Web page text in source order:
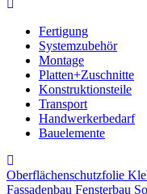
Fertigung
Systemzubehör
Montage
Platten+Zuschnitte
Konstruktionsteile
Transport
Handwerkerbedarf
Bauelemente
Oberflächenschutzfolie
Fassadenbau Fensterbau